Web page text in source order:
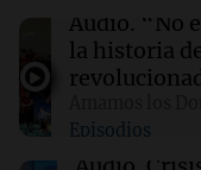
La violencia
casos que
Raúl
contundente
Audio. “No
la historia
Episodios